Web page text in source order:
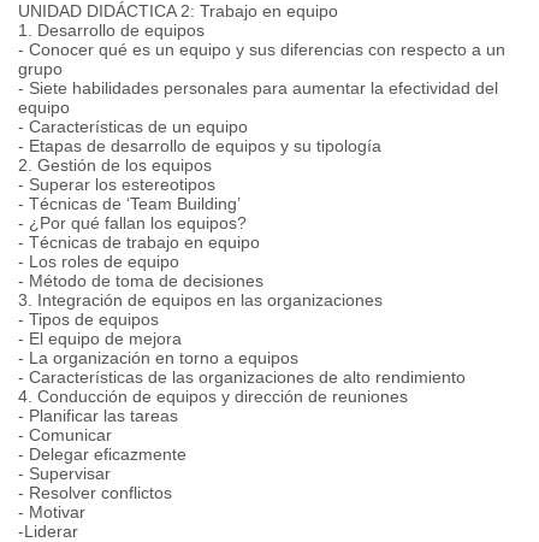
UNIDAD DIDÁCTICA 2: Trabajo en equipo
1. Desarrollo de equipos
- Conocer qué es un equipo y sus diferencias con respecto a un
grupo
- Siete habilidades personales para aumentar la efectividad del
equipo
- Características de un equipo
- Etapas de desarrollo de equipos y su tipología
2. Gestión de los equipos
- Superar los estereotipos
- Técnicas de ‘Team Building’
- ¿Por qué fallan los equipos?
- Técnicas de trabajo en equipo
- Los roles de equipo
- Método de toma de decisiones
3. Integración de equipos en las organizaciones
- Tipos de equipos
- El equipo de mejora
- La organización en torno a equipos
- Características de las organizaciones de alto rendimiento
4. Conducción de equipos y dirección de reuniones
- Planificar las tareas
- Comunicar
- Delegar eficazmente
- Supervisar
- Resolver conflictos
- Motivar
-Liderar